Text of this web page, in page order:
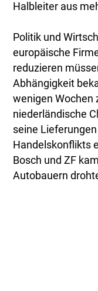
Halbleiter aus
Politik und
europäische
reduzieren
Abhängigkeit
wenigen Wochen
niederländische
seine
Handelskonflikts
Bosch und ZF
Autobauern